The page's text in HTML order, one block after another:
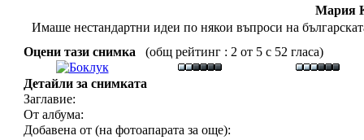
Мария
Имаше нестандартни идеи по някои въпроси на
Оцени тази снимка
(общ рейтинг : 2 от 5 с 52 гласа)
Детайли за снимката
Заглавие:
От албума:
Добавена от (на фотоапарата за още):